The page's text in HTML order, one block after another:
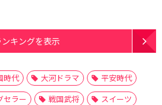
ンキングを表示
時代 大河ドラマ
平安時代
セラー 戦国武将
スイーツ